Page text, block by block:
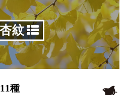
紋
種